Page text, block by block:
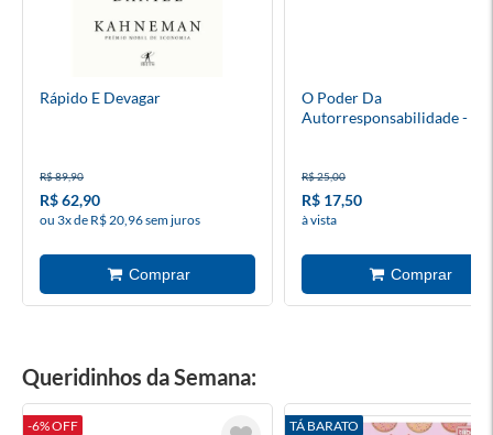
Rápido E Devagar
R$ 89,90
R$ 62,90
ou 3x de R$ 20,96 sem juros
O Poder Da
Autorresponsabilidade -
R$ 25,00
R$ 17,50
à vista
Queridinhos da Semana:
-6% OFF
TÁ BARATO